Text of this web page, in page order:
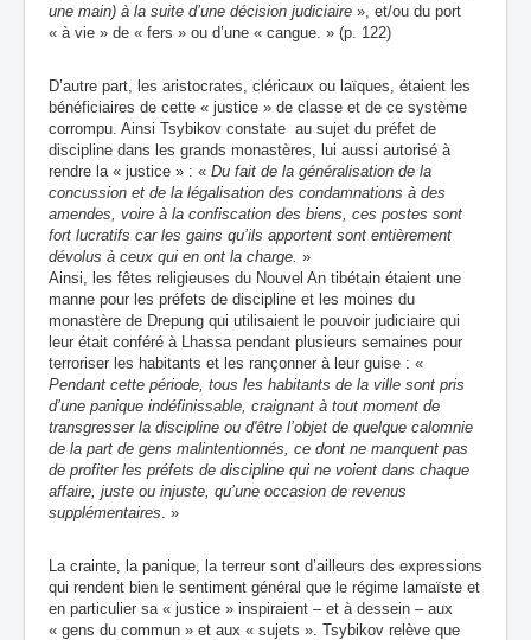
une main) à la suite d’une décision judiciaire », et/ou du port
« à vie » de « fers » ou d’une « cangue. » (p. 122)
D’autre part, les aristocrates, cléricaux ou laïques, étaient les
bénéficiaires de cette « justice » de classe et de ce système
corrompu. Ainsi Tsybikov constate au sujet du préfet de
discipline dans les grands monastères, lui aussi autorisé à
rendre la « justice » : « Du fait de la généralisation de la
concussion et de la légalisation des condamnations à des
amendes, voire à la confiscation des biens, ces postes sont
fort lucratifs car les gains qu’ils apportent sont entièrement
dévolus à ceux qui en ont la charge. »
Ainsi, les fêtes religieuses du Nouvel An tibétain étaient une
manne pour les préfets de discipline et les moines du
monastère de Drepung qui utilisaient le pouvoir judiciaire qui
leur était conféré à Lhassa pendant plusieurs semaines pour
terroriser les habitants et les rançonner à leur guise : «
Pendant cette période, tous les habitants de la ville sont pris
d’une panique indéfinissable, craignant à tout moment de
transgresser la discipline ou d'être l’objet de quelque calomnie
de la part de gens malintentionnés, ce dont ne manquent pas
de profiter les préfets de discipline qui ne voient dans chaque
affaire, juste ou injuste, qu’une occasion de revenus
supplémentaires. »
La crainte, la panique, la terreur sont d’ailleurs des expressions
qui rendent bien le sentiment général que le régime lamaïste et
en particulier sa « justice » inspiraient – et à dessein – aux
« gens du commun » et aux « sujets ». Tsybikov relève que